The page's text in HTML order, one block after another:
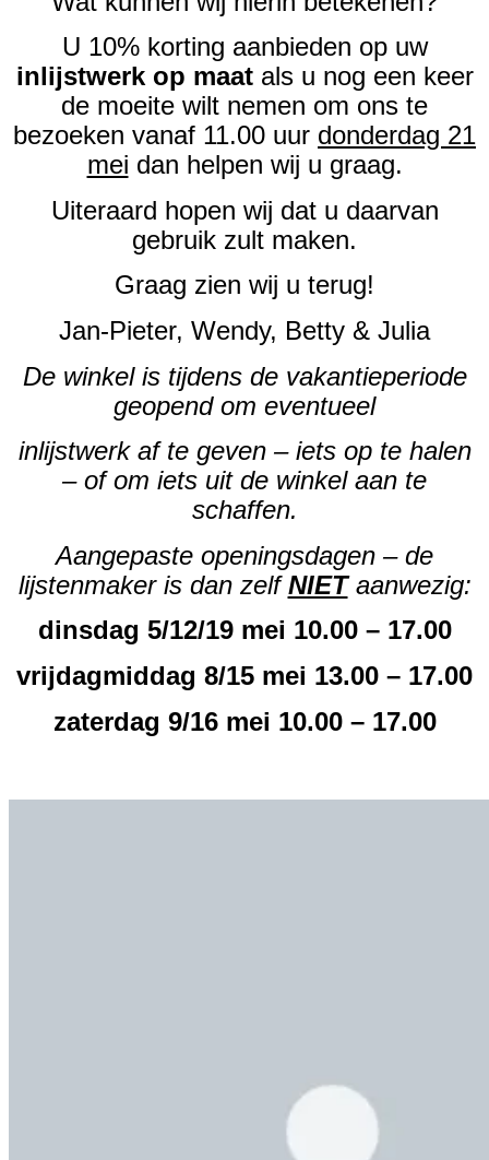
U 10% korting aanbieden op uw
inlijstwerk op maatals u nog een keer
de moeite wilt nemen om ons te
bezoeken vanaf 11.00 uur donderdag 21
mei dan helpen wij u graag.
Uiteraard hopen wij dat u daarvan
gebruik zult maken.
Graag zien wij u terug!
Jan-Pieter, Wendy, Betty & Julia
De winkel is tijdens de vakantieperiode
geopend om eventueel
inlijstwerk af te geven – iets op te halen
– of om iets uit de winkel aan te
schaffen.
Aangepaste openingsdagen – de
lijstenmaker is dan zelfNIETaanwezig:
dinsdag 5/12/19 mei 10.00 – 17.00
vrijdagmiddag 8/15 mei 13.00 – 17.00
zaterdag 9/16 mei 10.00 – 17.00